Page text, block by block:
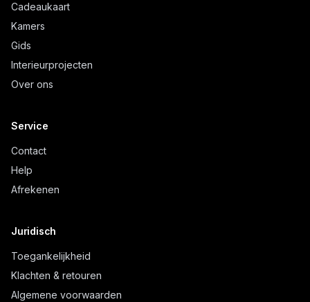
Cadeaukaart
Kamers
Gids
Interieurprojecten
Over ons
Service
Contact
Help
Afrekenen
Juridisch
Toegankelijkheid
Klachten & retouren
Algemene voorwaarden